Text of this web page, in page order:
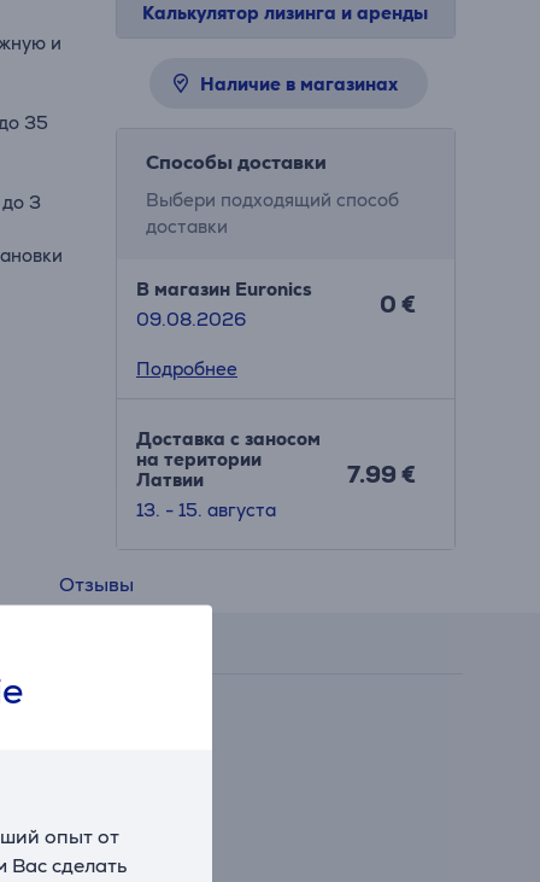
опыт от
сделать
и
35
3
Калькулятор лизинга и аренды
Наличие в магазинах
Способы доставки
Выбери подходящий способ
доставки
В магазин Euronics
09.08.2026
0 €
Подробнее
Доставка с заносом
на територии
Латвии
13. - 15. августа
7.99 €
Отзывы